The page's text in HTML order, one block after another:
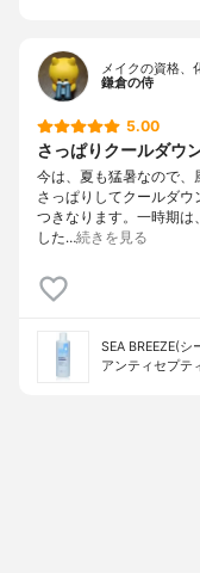
メイクの資格、
鎌倉の侍
5.00
さっぱりクールダウ
今は、夏も猛暑なので、
さっぱりしてクールダ
つきなります。一時期は
した…続きを見る
SEA BREEZE(シ
アンティセプテ